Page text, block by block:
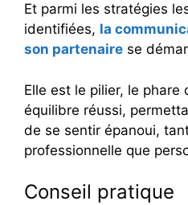
Et parmi les stratégies
identifiées, la
son partenaire se
Elle est le pilier, le phare
équilibre réussi,
de se sentir épanoui,
professionnelle que
Conseil pratique